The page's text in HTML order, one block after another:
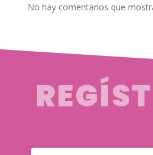
No hay comentarios que